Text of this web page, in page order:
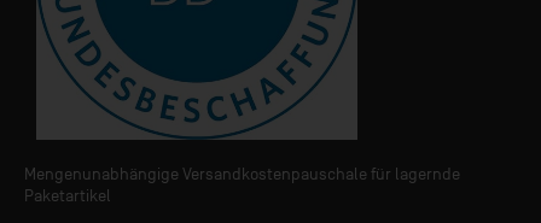
Mengenunabhängige Versandkostenpauschale für lagernde
Paketartikel